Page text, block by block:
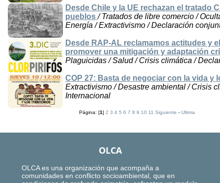
Desde Chile y la UE rechazan el tratado
pueblos/ Tratados de libre comercio /
Energía / Extractivismo / Declaración
Desde RAP-AL reclamamos actitudes y
promover una mitigación y adaptación
Plaguicidas / Salud / Crisis climática /
COP 27: Basta de negociar con la vida y
Extractivismo / Desastre ambiental / Crisis
Internacional
Página: [1]2 3 4 5 6 7 8 9 10 11 Siguiente -Ultima
OLCA
OLCA es una organización que acompaña a
comunidades en conflicto socioambiental, que en